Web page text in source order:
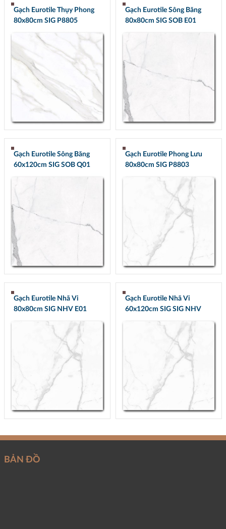
Gạch Eurotile Thụy Phong
80x80cm SIG P8805
Gạch Eurotile Sông Băng
80x80cm SIG SOB E01
Gạch Eurotile Sông Băng
60x120cm SIG SOB Q01
Gạch Eurotile Phong Lưu
80x80cm SIG P8803
Gạch Eurotile Nhã Vi
80x80cm SIG NHV E01
Gạch Eurotile Nhã Vi
60x120cm SIG SIG NHV
BẢN ĐỒ